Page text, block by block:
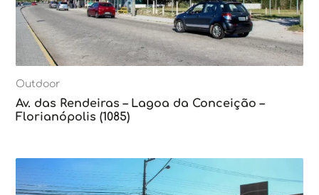
Outdoor
Av. das Rendeiras – Lagoa da Conceição –
Florianópolis (1085)